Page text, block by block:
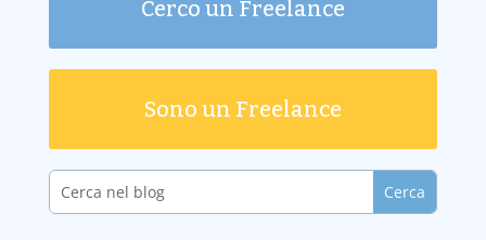
Cerco un Freelance
Sono un Freelance